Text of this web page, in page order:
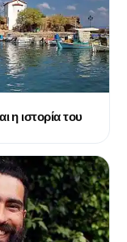
η ιστορία του